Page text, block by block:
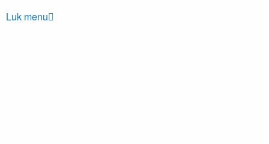
Luk menu